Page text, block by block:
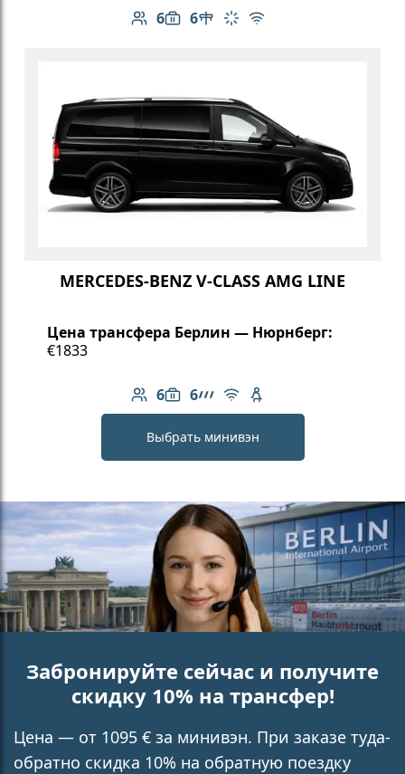
6
Количество пассажиров: 6
6
Вместимость багажа: 6
Стол в салоне
Климат-контроль
Бесплатный Wi-Fi
MERCEDES-BENZ V-CLASS AMG LINE
Цена трансфера Берлин — Нюрнберг:
€1833
6
Количество пассажиров: 6
6
Вместимость багажа: 6
Линейка AMG
Бесплатный Wi-Fi
Детское кресло
Выбрать минивэн
Забронируйте сейчас и получите
скидку 10% на трансфер!
Цена — от 1095 € за минивэн. При заказе туда-
обратно скидка 10% на обратную поездку